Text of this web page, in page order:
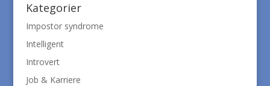
Kategorier
Impostor syndrome
Intelligent
Introvert
Job & Karriere